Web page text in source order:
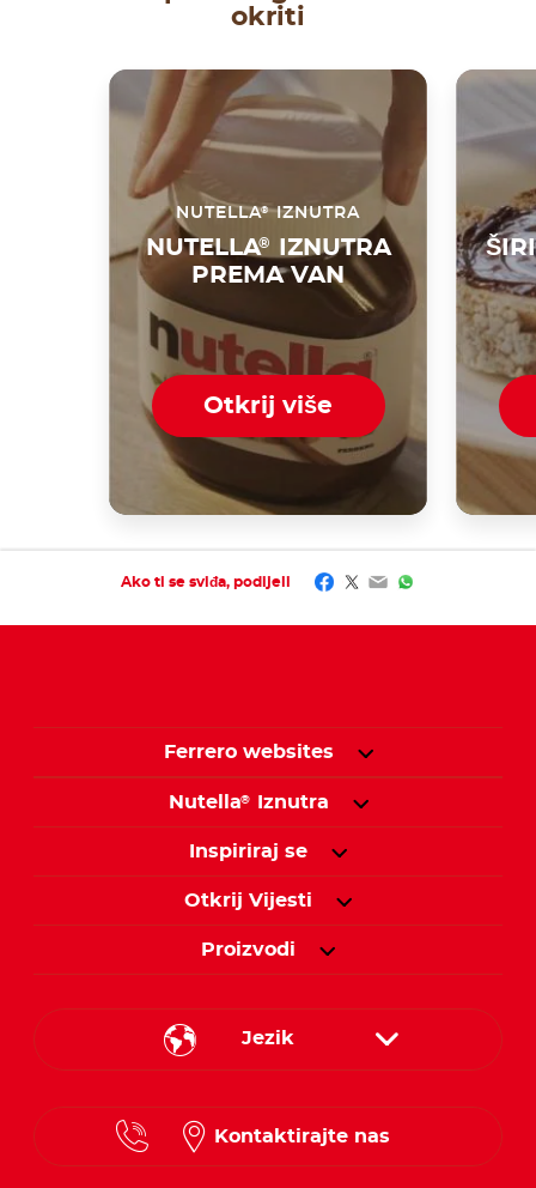
okriti
NUTELLA®IZNUTRA
NUTELLA®
IZNUTRA
PREMA VAN
Otkrij više
Ako ti se sviđa, podijeli Facebook
Twitter
EmailWhatsApp
Ferrero websites
Nutella® Iznutra
Inspiriraj se
Otkrij Vijesti
Proizvodi
Jezik
Croatian
Kontaktirajte nas